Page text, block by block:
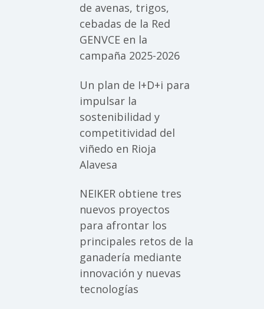
de avenas, trigos,
cebadas de la Red
GENVCE en la
campaña 2025-2026
Un plan de I+D+i para
impulsar la
sostenibilidad y
competitividad del
viñedo en Rioja
Alavesa
NEIKER obtiene tres
nuevos proyectos
para afrontar los
principales retos de la
ganadería mediante
innovación y nuevas
tecnologías